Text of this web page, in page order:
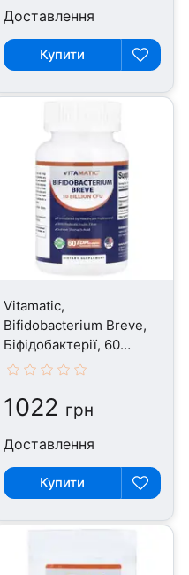
Доставлення
Купити
Vitamatic,
Bifidobacterium Breve,
Біфідобактерії, 60
капсул
1022 грн
Доставлення
Купити